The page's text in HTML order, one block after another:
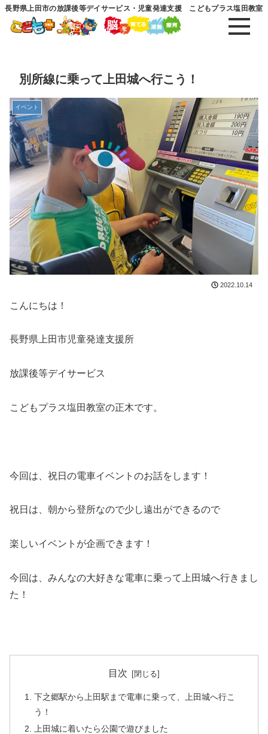
長野県上田市の放課後等デイサービス・児童発達支援 こどもプラス塩田教室
別所線に乗って上田城へ行こう！
イベント
2022.10.14
こんにちは！
長野県上田市児童発達支援所
放課後等デイサービス
こどもプラス塩田教室の正木です。
今回は、祝日の電車イベントのお話をします！
祝日は、朝から登所なので少し遠出ができるので
楽しいイベントが企画できます！
今回は、みんなの大好きな電車に乗って上田城へ行きまし
た！
目次
下之郷駅から上田駅まで電車に乗って、上田城へ行こ
う！
上田城に着いたら公園で遊びました